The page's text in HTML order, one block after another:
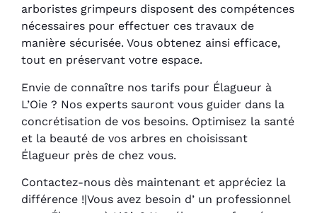
arboristes grimpeurs disposent des compétences
nécessaires pour effectuer ces travaux de
manière sécurisée. Vous obtenez ainsi efficace,
tout en préservant votre espace.
Envie de connaître nos tarifs pour Élagueur à
L’Oie ? Nos experts sauront vous guider dans la
concrétisation de vos besoins. Optimisez la santé
et la beauté de vos arbres en choisissant
Élagueur près de chez vous.
Contactez-nous dès maintenant et appréciez la
différence !|Vous avez besoin d’ un professionnel